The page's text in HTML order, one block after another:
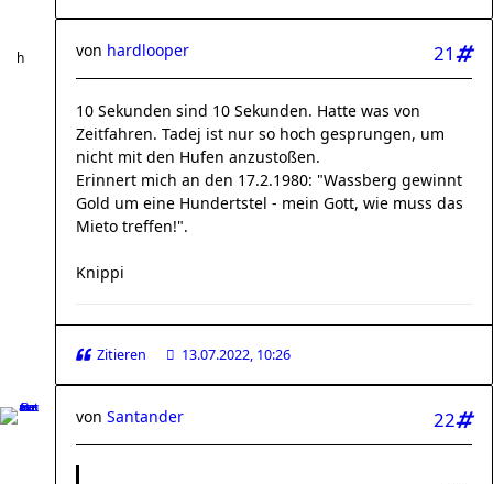
21
von hardlooper
10 Sekunden sind 10 Sekunden. Hatte was von
Zeitfahren. Tadej ist nur so hoch gesprungen, um
nicht mit den Hufen anzustoßen.
Erinnert mich an den 17.2.1980: "Wassberg gewinnt
Gold um eine Hundertstel - mein Gott, wie muss das
Mieto treffen!".
Knippi
Zitieren 13.07.2022, 10:26
22
von Santander